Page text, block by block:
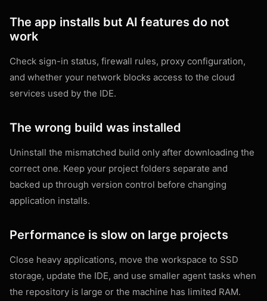
The app installs but AI features do not
work
Check sign-in status, firewall rules, proxy configuration,
and whether your network blocks access to the cloud
services used by the IDE.
The wrong build was installed
Uninstall the mismatched build only after downloading the
correct one. Keep your project folders separate and
backed up through version control before changing
application installs.
Performance is slow on large projects
Close heavy applications, move the workspace to SSD
storage, update the IDE, and use smaller agent tasks when
the repository is large or the machine has limited RAM.